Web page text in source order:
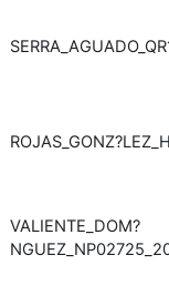
VALIENTE_DOM?